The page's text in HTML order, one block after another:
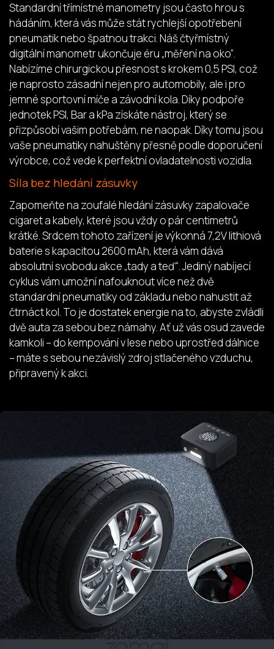
Standardní třímístné manometry jsou často hrou s
hádáním, která vás může stát rychlejší opotřebení
pneumatik nebo špatnou trakci. Náš čtyřmístný
digitální manometr ukončuje éru „měření na oko“.
Nabízíme chirurgickou přesnost s krokem 0,5 PSI, což
je naprosto zásadní nejen pro automobily, ale i pro
jemné sportovní míče a závodní kola. Díky podpoře
jednotek PSI, Bar a kPa získáte nástroj, který se
přizpůsobí vašim potřebám, ne naopak. Díky tomu jsou
vaše pneumatiky nahuštěny přesně podle doporučení
výrobce, což vede k perfektní ovladatelnosti vozidla.
Síla bez hledání zásuvky
Zapomeňte na zoufalé hledání zásuvky zapalovače
cigaret a kabely, které jsou vždy o pár centimetrů
krátké. Srdcem tohoto zařízení je výkonná 7,2V lithiová
baterie s kapacitou 2600 mAh, která vám dává
absolutní svobodu akce „tady a teď“. Jediný nabíjecí
cyklus vám umožní nafouknout více než dvě
standardní pneumatiky od základu nebo nahustit až
čtrnáct kol. To je dostatek energie na to, abyste zvládli
dvě auta za sebou bez námahy. Ať už vás osud zavede
kamkoli – do kempování v lese nebo uprostřed dálnice
– máte s sebou nezávislý zdroj stlačeného vzduchu,
připravený k akci.